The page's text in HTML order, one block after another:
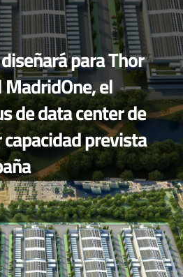
para Thor
el
de data center de
prevista